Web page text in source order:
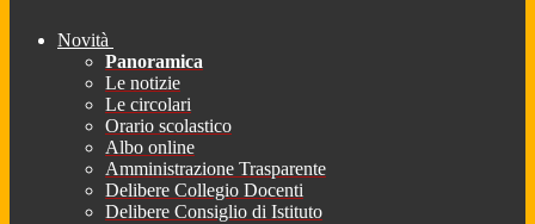
Novità
Panoramica
Le notizie
Le circolari
Orario scolastico
Albo online
Amministrazione Trasparente
Delibere Collegio Docenti
Delibere Consiglio di Istituto